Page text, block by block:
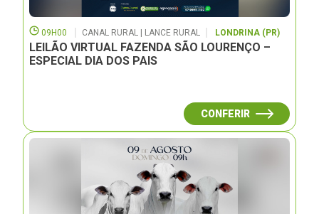
09H00 CANAL RURAL | LANCE RURAL LONDRINA (PR)
LEILÃO VIRTUAL FAZENDA SÃO LOURENÇO –
ESPECIAL DIA DOS PAIS
CONFERIR